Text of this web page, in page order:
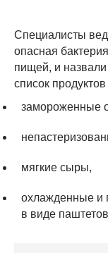
Специалисты
опасная
пищей, и назвали
список
замороженные
мягкие сыры,
охлажденные и
в виде